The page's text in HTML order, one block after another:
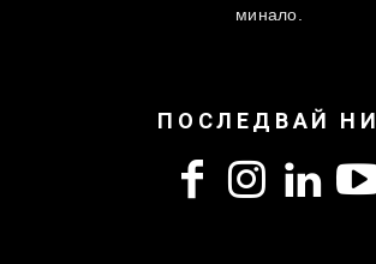
минало.
ПОСЛЕДВАЙ НИ